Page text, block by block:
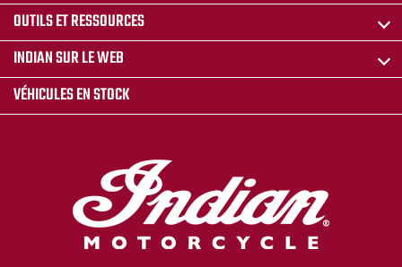
OUTILS ET RESSOURCES
INDIAN SUR LE WEB
VÉHICULES EN STOCK